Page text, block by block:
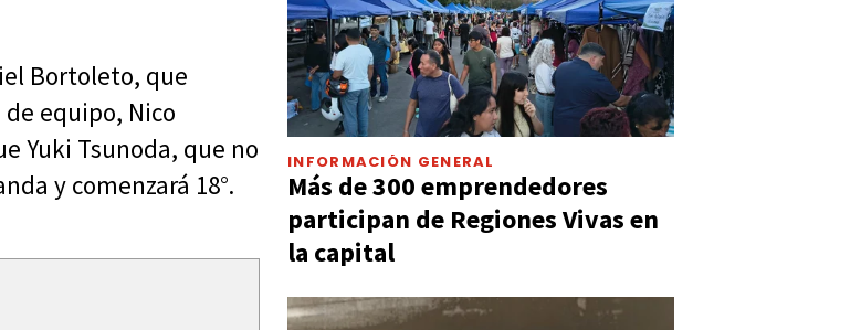
Bortoleto, que
equipo, Nico
Yuki Tsunoda, que no
y comenzará 18°.
INFORMACIÓN GENERAL
Más de 300 emprendedores
participan de Regiones Vivas en
la capital